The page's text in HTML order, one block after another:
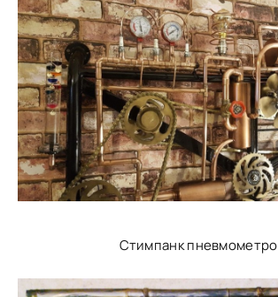
Стимпанк пневмометро